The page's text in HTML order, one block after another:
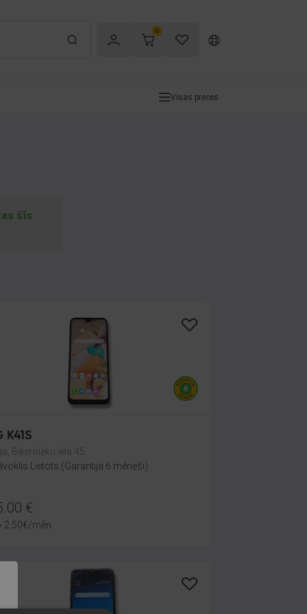
0
Visas preces
šīs
K41S
Biķernieku iela 45
Lietots (Garantija 6 mēneši)
€
2.50€/mēn.